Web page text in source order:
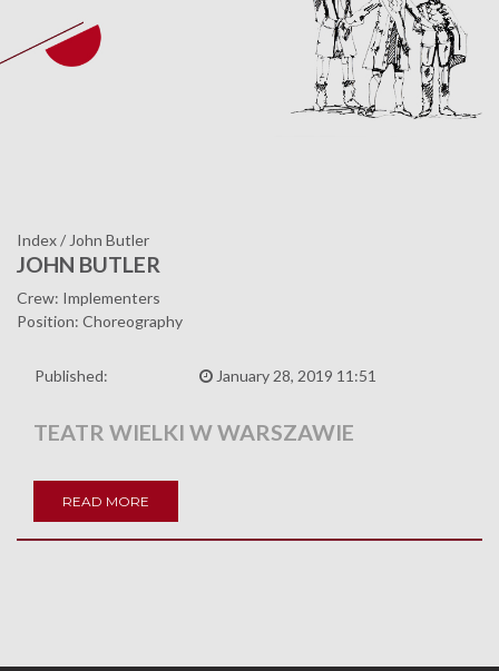
Index/ John Butler
JOHN BUTLER
Crew: Implementers
Position: Choreography
Published: January 28, 2019 11:51
TEATR WIELKI W WARSZAWIE
READ MORE